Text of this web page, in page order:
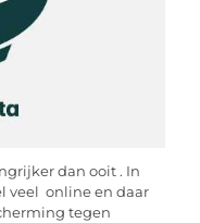
dan ooit . In
veel online en daar
tegen